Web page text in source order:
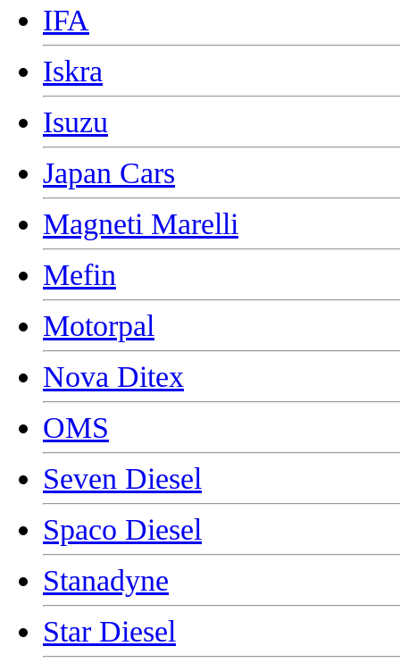
IFA
Iskra
Isuzu
Japan Cars
Magneti Marelli
Mefin
Motorpal
Nova Ditex
OMS
Seven Diesel
Spaco Diesel
Stanadyne
Star Diesel